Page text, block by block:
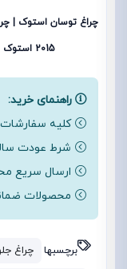
2015 استوک | چراغ توسان 2014 استوک | چراغ ix35
راهنمای خرید:
کلیه سفارشات تا 24 ساعت عودت
شرط عودت
ارسال سریع
محصولات
برچسبها چراغ جلو